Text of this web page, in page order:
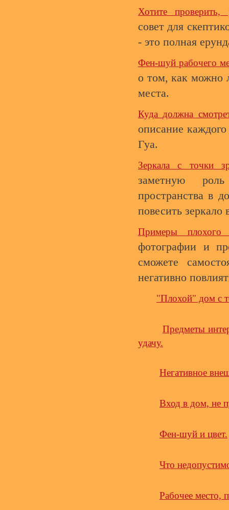
Хотите
совет для
- это полная
Фен-шуй рабочего
о том, как можно
места.
Куда должна
описание
Гуа.
Зеркала с точки
заметную
пространства в
повесить зеркало
Примеры плохого
фотографии и
сможете
негативно
"Плохой" дом с
Предметы
удачу.
Негативное
Вход в дом, не
Фен-шуй и цвет.
Что
Рабочее место,